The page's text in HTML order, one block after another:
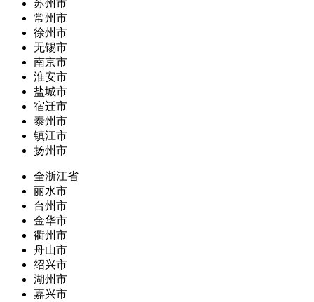
苏州市
常州市
徐州市
无锡市
南京市
淮安市
盐城市
宿迁市
泰州市
镇江市
扬州市
全浙江省
丽水市
台州市
金华市
衢州市
舟山市
绍兴市
湖州市
嘉兴市